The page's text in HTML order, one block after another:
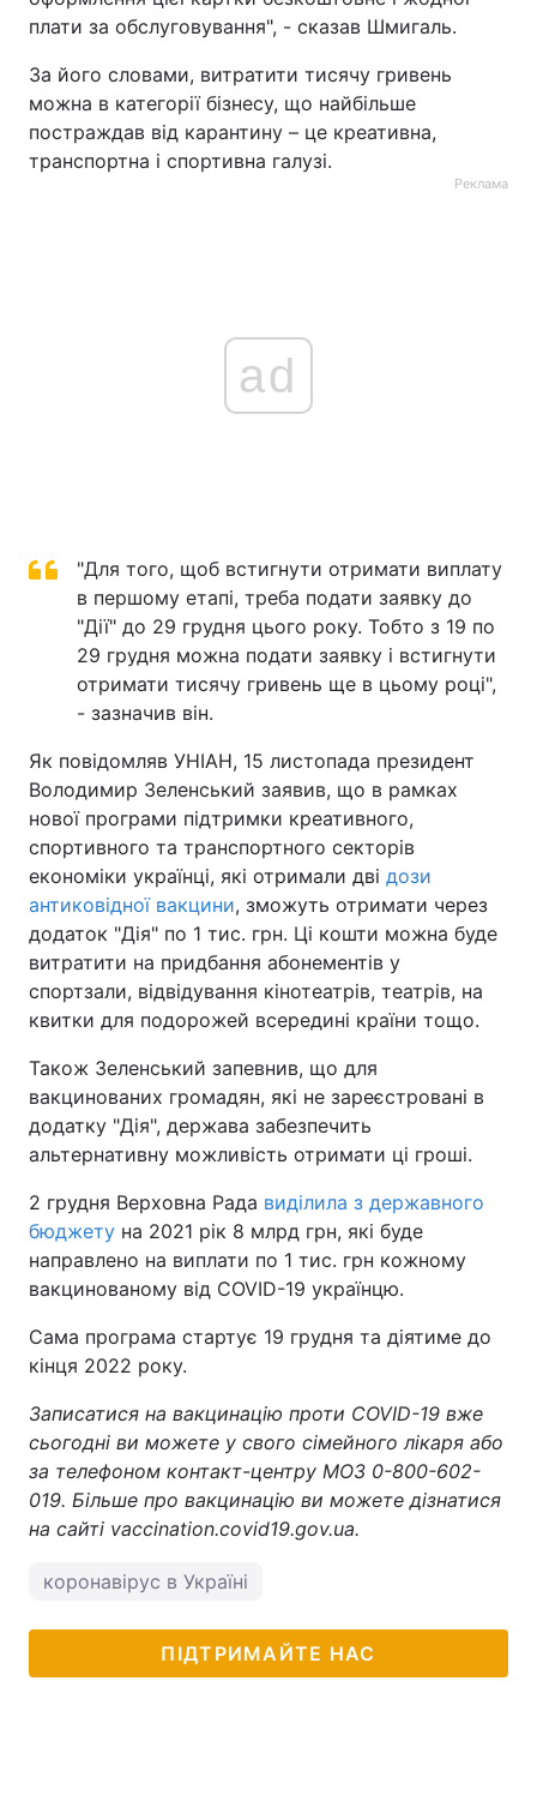
плати за обслуговування", - сказав Шмигаль.
За його словами, витратити тисячу гривень
можна в категорії бізнесу, що найбільше
постраждав від карантину – це креативна,
транспортна і спортивна галузі.
Реклама
ad
"Для того, щоб встигнути отримати виплату
в першому етапі, треба подати заявку до
"Дії" до 29 грудня цього року. Тобто з 19 по
29 грудня можна подати заявку і встигнути
отримати тисячу гривень ще в цьому році",
- зазначив він.
Як повідомляв УНІАН, 15 листопада президент
Володимир Зеленський заявив, що в рамках
нової програми підтримки креативного,
спортивного та транспортного секторів
економіки українці, які отримали дві дози
антиковідної вакцини, зможуть отримати через
додаток "Дія" по 1 тис. грн. Ці кошти можна буде
витратити на придбання абонементів у
спортзали, відвідування кінотеатрів, театрів, на
квитки для подорожей всередині країни тощо.
Також Зеленський запевнив, що для
вакцинованих громадян, які не зареєстровані в
додатку "Дія", держава забезпечить
альтернативну можливість отримати ці гроші.
2 грудня Верховна Рада виділила з державного
бюджету на 2021 рік 8 млрд грн, які буде
направлено на виплати по 1 тис. грн кожному
вакцинованому від COVID-19 українцю.
Сама програма стартує 19 грудня та діятиме до
кінця 2022 року.
Записатися на вакцинацію проти COVID-19 вже
сьогодні ви можете у свого сімейного лікаря або
за телефоном контакт-центру МОЗ 0-800-602-
019. Більше про вакцинацію ви можете дізнатися
на сайті vaccination.covid19.gov.ua.
коронавірус в Україні
ПІДТРИМАЙТЕ НАС